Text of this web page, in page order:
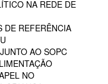
NA REDE DE
DE REFERÊNCIA
AO SOPC
NO